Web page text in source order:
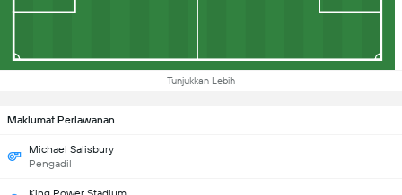
Tunjukkan Lebih
Maklumat Perlawanan
Michael Salisbury
Pengadil